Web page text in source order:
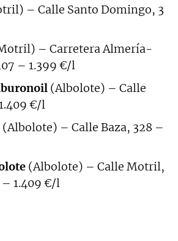
– Calle Santo Domingo, 3
– Carretera Almería-
– 1.399 €/l
(Albolote) – Calle
€/l
(Albolote) – Calle Baza, 328 –
(Albolote) – Calle Motril,
– 1.409 €/l